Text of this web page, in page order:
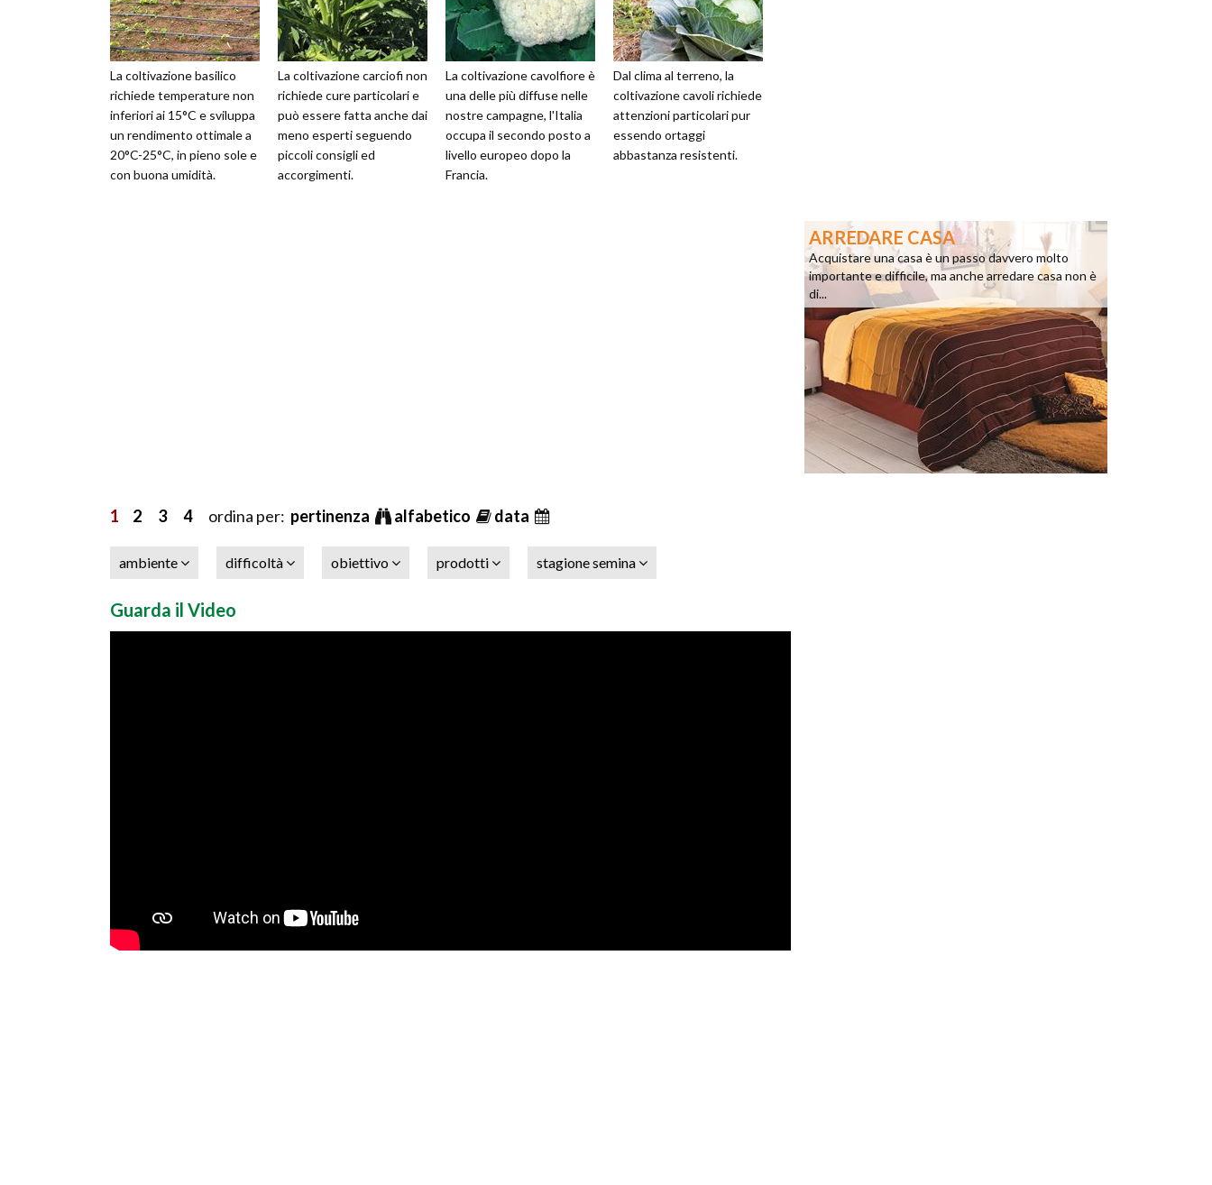
La coltivazione basilico
richiede temperature non
inferiori ai 15°C e sviluppa
un rendimento ottimale a
20°C-25°C, in pieno sole e
con buona umidità.
La coltivazione carciofi non
richiede cure particolari e
può essere fatta anche dai
meno esperti seguendo
piccoli consigli ed
accorgimenti.
La coltivazione cavolfiore è
una delle più diffuse nelle
nostre campagne, l'Italia
occupa il secondo posto a
livello europeo dopo la
Francia.
Dal clima al terreno, la
coltivazione cavoli richiede
attenzioni particolari pur
essendo ortaggi
abbastanza resistenti.
1 2 3 4ordina per: pertinenza alfabetico data
ambiente difficoltà obiettivo prodotti stagione semina
Guarda il Video
ARREDARE CASA
Acquistare una casa è un passo davvero molto
importante e difficile, ma anche arredare casa non è
di...